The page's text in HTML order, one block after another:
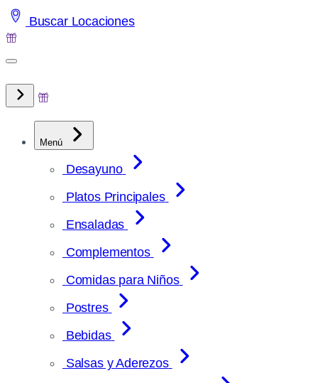
Saltar
al
Buscar Locaciones
Menú
Desayuno
Platos Principales
Ensaladas
Complementos
Comidas para Niños
Postres
Bebidas
Salsas y Aderezos